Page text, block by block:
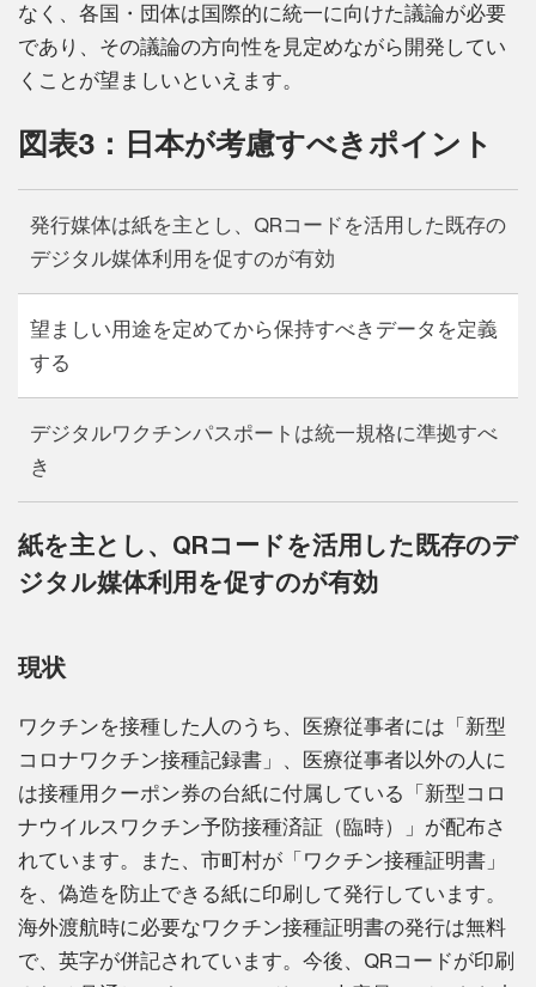
なく、各国・団体は国際的に統一に向けた議論が必要
であり、その議論の方向性を見定めながら開発してい
くことが望ましいといえます。
図表3：日本が考慮すべきポイント
発行媒体は紙を主とし、QRコードを活用した既存の
デジタル媒体利用を促すのが有効
望ましい用途を定めてから保持すべきデータを定義
する
デジタルワクチンパスポートは統一規格に準拠すべ
き
紙を主とし、QRコードを活用した既存のデ
ジタル媒体利用を促すのが有効
現状
ワクチンを接種した人のうち、医療従事者には「新型
コロナワクチン接種記録書」、医療従事者以外の人に
は接種用クーポン券の台紙に付属している「新型コロ
ナウイルスワクチン予防接種済証（臨時）」が配布さ
れています。また、市町村が「ワクチン接種証明書」
を、偽造を防止できる紙に印刷して発行しています。
海外渡航時に必要なワクチン接種証明書の発行は無料
で、英字が併記されています。今後、QRコードが印刷